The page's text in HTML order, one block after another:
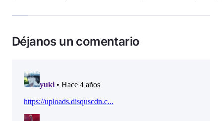
Déjanos un comentario